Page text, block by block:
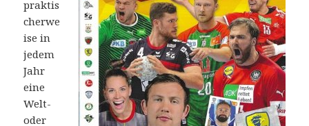
praktis
cherwe
ise in
jedem
Jahr
eine
Welt-
oder